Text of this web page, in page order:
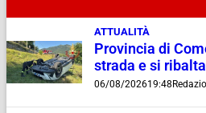
ATTUALITÀ
Provincia di
strada e si ribalta
06/08/202619:48